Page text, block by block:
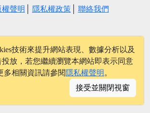
權聲明 隱私權政策│ 聯絡我們
技術來提升網站表現、數據分析以及
放，若您繼續瀏覽本網站即表示同意
多相關資訊請參閱 隱私權聲明 。
接受並關閉視窗